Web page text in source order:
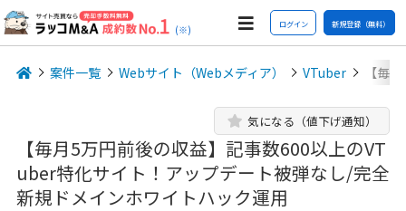
(※) ログイン 新規登録（無料）
案件一覧 Webサイト（Webメディア） VTuber 【毎
【毎月5万円前後の収益】記事数600以上のVT
uber特化サイト！アップデート被弾なし/完全
新規ドメインホワイトハック運用
気になる（値下げ通知）